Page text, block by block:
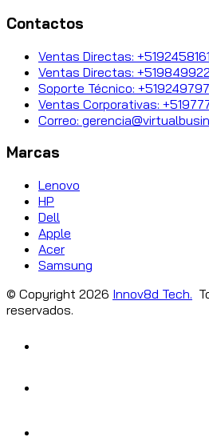
Contactos
Ventas Directas:
Ventas Directas:
Soporte Técnico:
Ventas Corporativas:
Correo:
Marcas
Lenovo
HP
Dell
Apple
Acer
Samsung
© Copyright 2026 Innov8d Tech.
reservados.